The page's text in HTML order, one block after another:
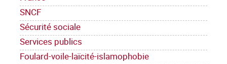
SNCF
Sécurité sociale
Services publics
Foulard-voile-laïcité-islamophobie